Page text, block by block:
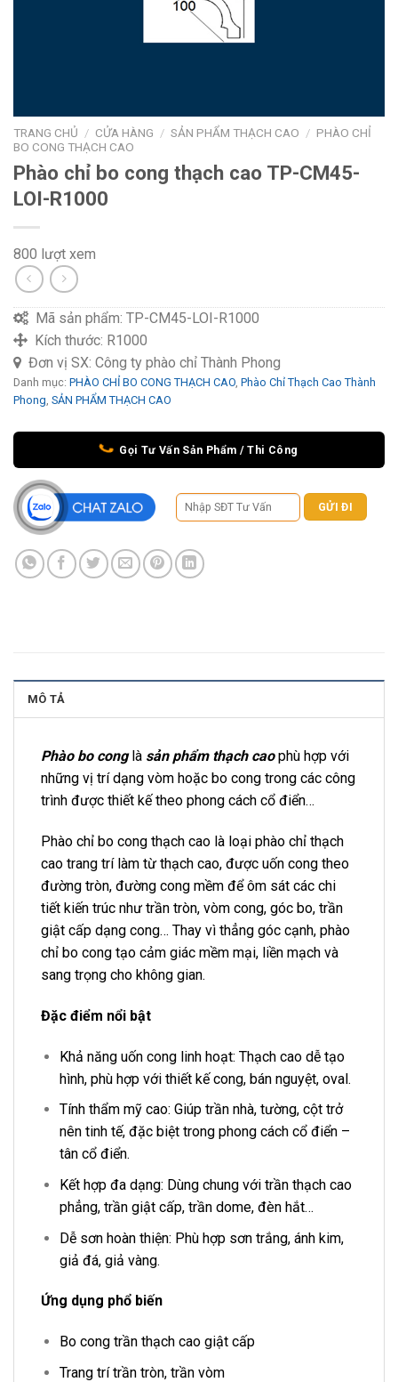
TRANG CHỦ / CỬA HÀNG / SẢN PHẨM THẠCH CAO / PHÀO CHỈ
BO CONG THẠCH CAO
Phào chỉ bo cong thạch cao TP-CM45-
LOI-R1000
800 lượt xem
Mã sản phẩm: TP-CM45-LOI-R1000
Kích thước: R1000
Đơn vị SX: Công ty phào chỉ Thành Phong
Danh mục: PHÀO CHỈ BO CONG THẠCH CAO, Phào Chỉ Thạch Cao Thành
Phong, SẢN PHẨM THẠCH CAO
Gọi Tư Vấn Sản Phẩm / Thi Công
MÔ TẢ
Phào bo conglà sản phẩm thạch caophù hợp với
những vị trí dạng vòm hoặc bo cong trong các công
trình được thiết kế theo phong cách cổ điển…
Phào chỉ bo cong thạch cao là loại phào chỉ thạch
cao trang trí làm từ thạch cao, được uốn cong theo
đường tròn, đường cong mềm để ôm sát các chi
tiết kiến trúc như trần tròn, vòm cong, góc bo, trần
giật cấp dạng cong… Thay vì thẳng góc cạnh, phào
chỉ bo cong tạo cảm giác mềm mại, liền mạch và
sang trọng cho không gian.
Đặc điểm nổi bật
Khả năng uốn cong linh hoạt: Thạch cao dễ tạo
hình, phù hợp với thiết kế cong, bán nguyệt, oval.
Tính thẩm mỹ cao: Giúp trần nhà, tường, cột trở
nên tinh tế, đặc biệt trong phong cách cổ điển –
tân cổ điển.
Kết hợp đa dạng: Dùng chung với trần thạch cao
phẳng, trần giật cấp, trần dome, đèn hắt…
Dễ sơn hoàn thiện: Phù hợp sơn trắng, ánh kim,
giả đá, giả vàng.
Ứng dụng phổ biến
Bo cong trần thạch cao giật cấp
Trang trí trần tròn, trần vòm